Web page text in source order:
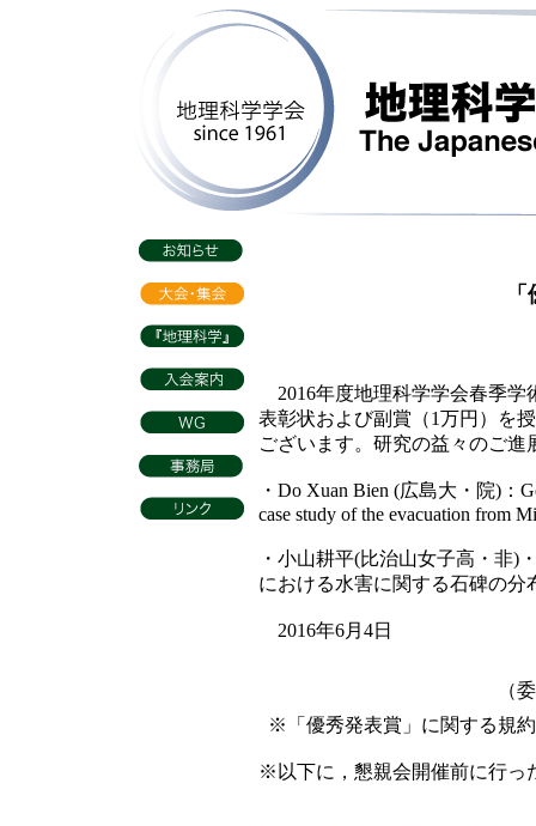
「
2016年度地理科学学会春季学
表彰状および副賞（1万円）を
ございます。研究の益々のご進
・Do Xuan Bien (広島大・院)：
case study of the evacuation from
・小山耕平(比治山女子高・
における水害に関する石碑の分
2016年6月4日
（
※「優秀発表賞」に関する規
※以下に，懇親会開催前に行っ